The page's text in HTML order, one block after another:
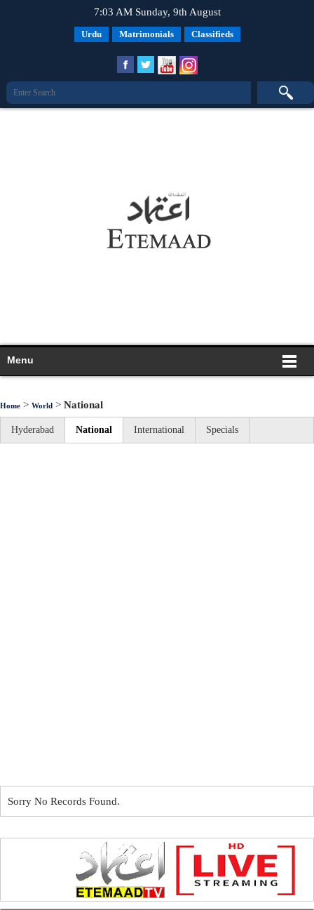
7:03 AM Sunday, 9th August
Urdu Matrimonials Classifieds
Menu
Home > World > National
Hyderabad National International Specials
Sorry No Records Found.